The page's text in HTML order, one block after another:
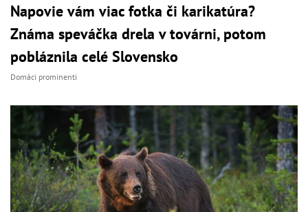
Napovie vám viac fotka či karikatúra?
Známa speváčka drela v továrni, potom
pobláznila celé Slovensko
Domáci prominenti